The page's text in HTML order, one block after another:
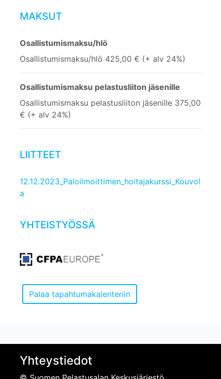
MAKSUT
Osallistumismaksu/hlö
Osallistumismaksu/hlö 425,00 € (+ alv 24%)
Osallistumismaksu pelastusliiton jäsenille
Osallistumismaksu pelastusliiton jäsenille 375,00
€ (+ alv 24%)
LIITTEET
12.12.2023_Paloilmoittimen_hoitajakurssi_Kouvol
a
YHTEISTYÖSSÄ
Yhteystiedot